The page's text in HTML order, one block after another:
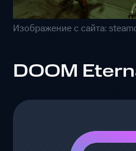
Изображение с сайта:
DOOM